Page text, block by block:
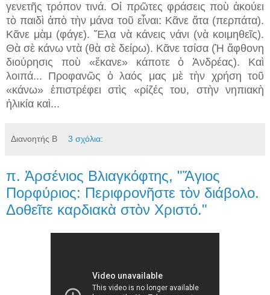
γενετῆς τρόπον τινά. Οἱ πρῶτες φράσεις ποὺ ἀκούει
τὸ παιδὶ ἀπὸ τὴν μάνα τοῦ εἶναι: Κᾶνε ἄτα (περπάτα).
Κᾶνε μὰμ (φάγε). Ἔλα νὰ κάνεις νάνι (νὰ κοιμηθεῖς).
Θὰ σὲ κάνω ντὰ (θὰ σὲ δείρω). Κᾶνε τσίσα (Ἡ ἄφθονη
διούρησις ποὺ «ἔκανε» κάποτε ὁ Ἀνδρέας). Καὶ
λοιπά... Προφανῶς ὁ λαός μας μὲ τὴν χρήση τοῦ
«κάνω» ἐπιστρέφει στὶς «ρίζές του, στὴν νηπιακὴ
ἡλικία καὶ...
Διανοητής Β 3 σχόλια:
π. Ἀρσένιος Βλιαγκόφτης, "Ἅγιος
Πορφύριος: Περιφρονῆστε τὸν διάβολο.
Δοθεῖτε καρδιακὰ στὸν Χριστό."